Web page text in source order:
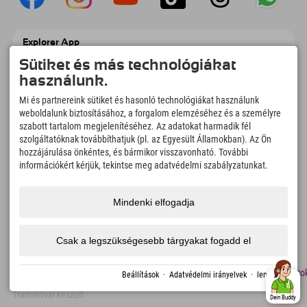
Explorer App
Töltsd fel #ExplorerPillanataidat, az Úticélom
című videódat foglalási áttekintéssel,
bakancslistával, étterem áttekintéssel és
Felfedezős pillanatok ideje
166
Hegyi tavak és
4.634km
Sí- és snowboardpályák
Túrázási és hegymászási
Vendégeink ajánlanak
Megközelíthetőség sajtó
Fenntarthatósági
Traminóval készült
Dein Buddy
Sütiket és más technológiákat
használunk.
Mi és partnereink sütiket és hasonló technológiákat használunk
weboldalunk biztosításához, a forgalom elemzéséhez és a személyre
szabott tartalom megjelenítéséhez. Az adatokat harmadik fél
szolgáltatóknak továbbíthatjuk (pl. az Egyesült Államokban). Az Ön
hozzájárulása önkéntes, és bármikor visszavonható. További
információkért kérjük, tekintse meg adatvédelmi szabályzatunkat.
Mindenki elfogadja
Csak a legszükségesebb tárgyakat fogadd el
Beállítások · Adatvédelmi irányelvek · lenyomat